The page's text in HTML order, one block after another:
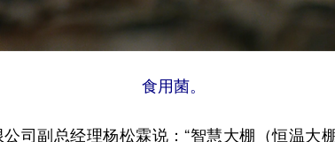
食用菌。
副总经理杨松霖说：“智慧大棚（恒温大